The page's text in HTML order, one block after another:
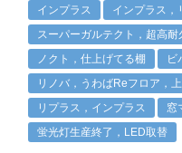
インプラス インプラス，
スーパーガルテクト，超高
ノクト，仕上げてる棚
ビ
リノバ，うわばReフロア，
リプラス，インプラス
窓
蛍光灯生産終了，LED取替